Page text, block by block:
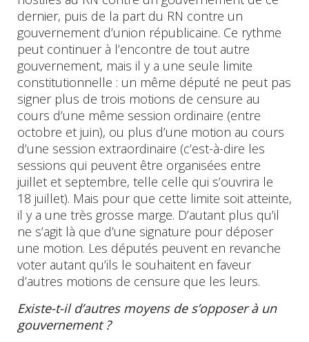
dernier, puis de la part du RN contre un
gouvernement d’union républicaine. Ce rythme
peut continuer à l’encontre de tout autre
gouvernement, mais il y a une seule limite
constitutionnelle : un même député ne peut pas
signer plus de trois motions de censure au
cours d’une même session ordinaire (entre
octobre et juin), ou plus d’une motion au cours
d’une session extraordinaire (c’est-à-dire les
sessions qui peuvent être organisées entre
juillet et septembre, telle celle qui s’ouvrira le
18 juillet). Mais pour que cette limite soit atteinte,
il y a une très grosse marge. D’autant plus qu’il
ne s’agit là que d’une signature pour déposer
une motion. Les députés peuvent en revanche
voter autant qu’ils le souhaitent en faveur
d’autres motions de censure que les leurs.
Existe-t-il d’autres moyens de s’opposer à un
gouvernement ?